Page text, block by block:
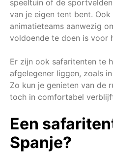
speeltuin of de
van je eigen tent bent. Ook
animatieteams aanwezig
voldoende te doen is voor
Er zijn ook safaritenten te
afgelegener liggen, zoals
Zo kun je genieten van de
toch in comfortabel
Een
Spanje?